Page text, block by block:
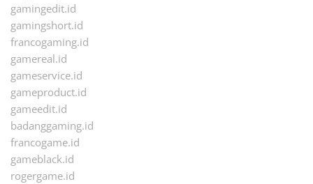
gamingedit.id
gamingshort.id
francogaming.id
gamereal.id
gameservice.id
gameproduct.id
gameedit.id
badanggaming.id
francogame.id
gameblack.id
rogergame.id